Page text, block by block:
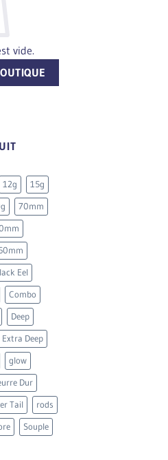
vide.
12g 15g
70mm
Eel
Combo
Deep
Extra Deep
glow
Dur
Tail rods
Souple